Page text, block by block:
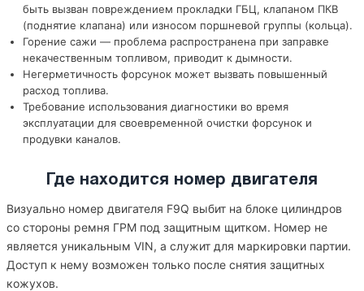
быть вызван повреждением прокладки ГБЦ, клапаном ПКВ
(поднятие клапана) или износом поршневой группы (кольца).
Горение сажи — проблема распространена при заправке
некачественным топливом, приводит к дымности.
Негерметичность форсунок может вызвать повышенный
расход топлива.
Требование использования диагностики во время
эксплуатации для своевременной очистки форсунок и
продувки каналов.
Где находится номер двигателя
Визуально номер двигателя F9Q выбит на блоке цилиндров
со стороны ремня ГРМ под защитным щитком. Номер не
является уникальным VIN, а служит для маркировки партии.
Доступ к нему возможен только после снятия защитных
кожухов.